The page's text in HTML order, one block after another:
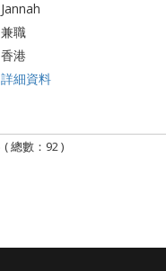
Jannah
兼職
香港
詳細資料
( 總數：92 )